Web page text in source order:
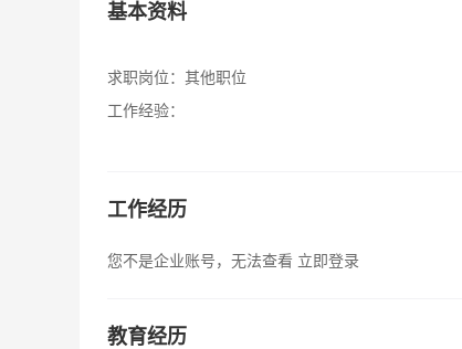
基本资料
求职岗位： 其他职位
工作经验：
工作经历
您不是企业账号，无法查看 立即登录
教育经历